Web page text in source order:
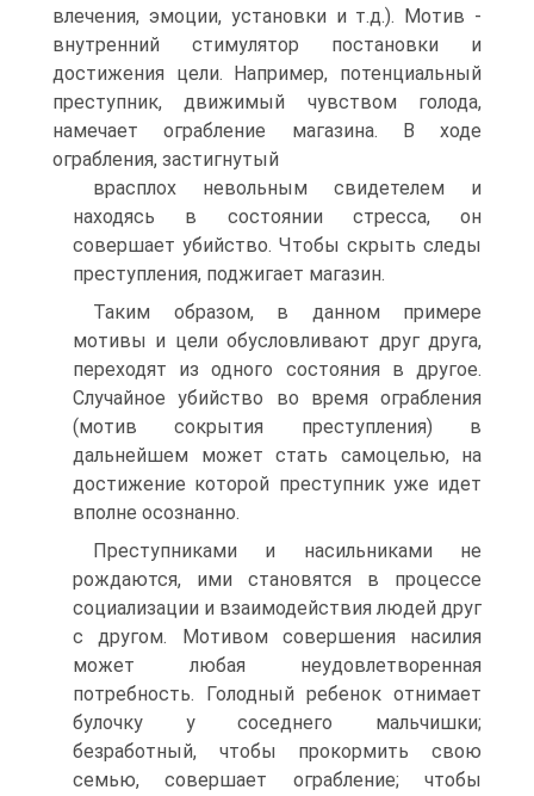
влечения, эмоции, установки и т.д.). Мотив -
внутренний стимулятор постановки и
достижения цели. Например, потенциальный
преступник, движимый чувством голода,
намечает ограбление магазина. В ходе
ограбления, застигнутый
врасплох невольным свидетелем и
находясь в состоянии стресса, он
совершает убийство. Чтобы скрыть следы
преступления, поджигает магазин.
Таким образом, в данном примере
мотивы и цели обусловливают друг друга,
переходят из одного состояния в другое.
Случайное убийство во время ограбления
(мотив сокрытия преступления) в
дальнейшем может стать самоцелью, на
достижение которой преступник уже идет
вполне осознанно.
Преступниками и насильниками не
рождаются, ими становятся в процессе
социализации и взаимодействия людей друг
с другом. Мотивом совершения насилия
может любая неудовлетворенная
потребность. Голодный ребенок отнимает
булочку у соседнего мальчишки;
безработный, чтобы прокормить свою
семью, совершает ограбление; чтобы